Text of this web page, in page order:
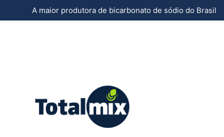
A maior produtora de bicarbonato de sódio do Brasil